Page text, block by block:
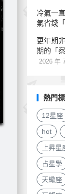
冷氣一
氣省錢
更年期
期的「
2026 年
熱門
12星座
hot
上昇星
占星學
天蠍座